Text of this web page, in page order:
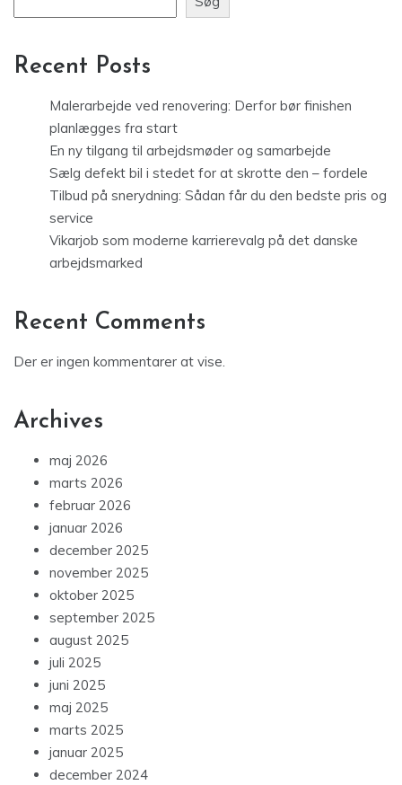
Recent Posts
Malerarbejde ved renovering: Derfor bør finishen
planlægges fra start
En ny tilgang til arbejdsmøder og samarbejde
Sælg defekt bil i stedet for at skrotte den – fordele
Tilbud på snerydning: Sådan får du den bedste pris og
service
Vikarjob som moderne karrierevalg på det danske
arbejdsmarked
Recent Comments
Der er ingen kommentarer at vise.
Archives
maj 2026
marts 2026
februar 2026
januar 2026
december 2025
november 2025
oktober 2025
september 2025
august 2025
juli 2025
juni 2025
maj 2025
marts 2025
januar 2025
december 2024